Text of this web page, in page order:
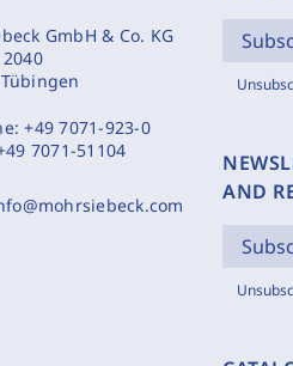
GmbH & Co. KG
+49 7071-923-0
7071-51104
AND